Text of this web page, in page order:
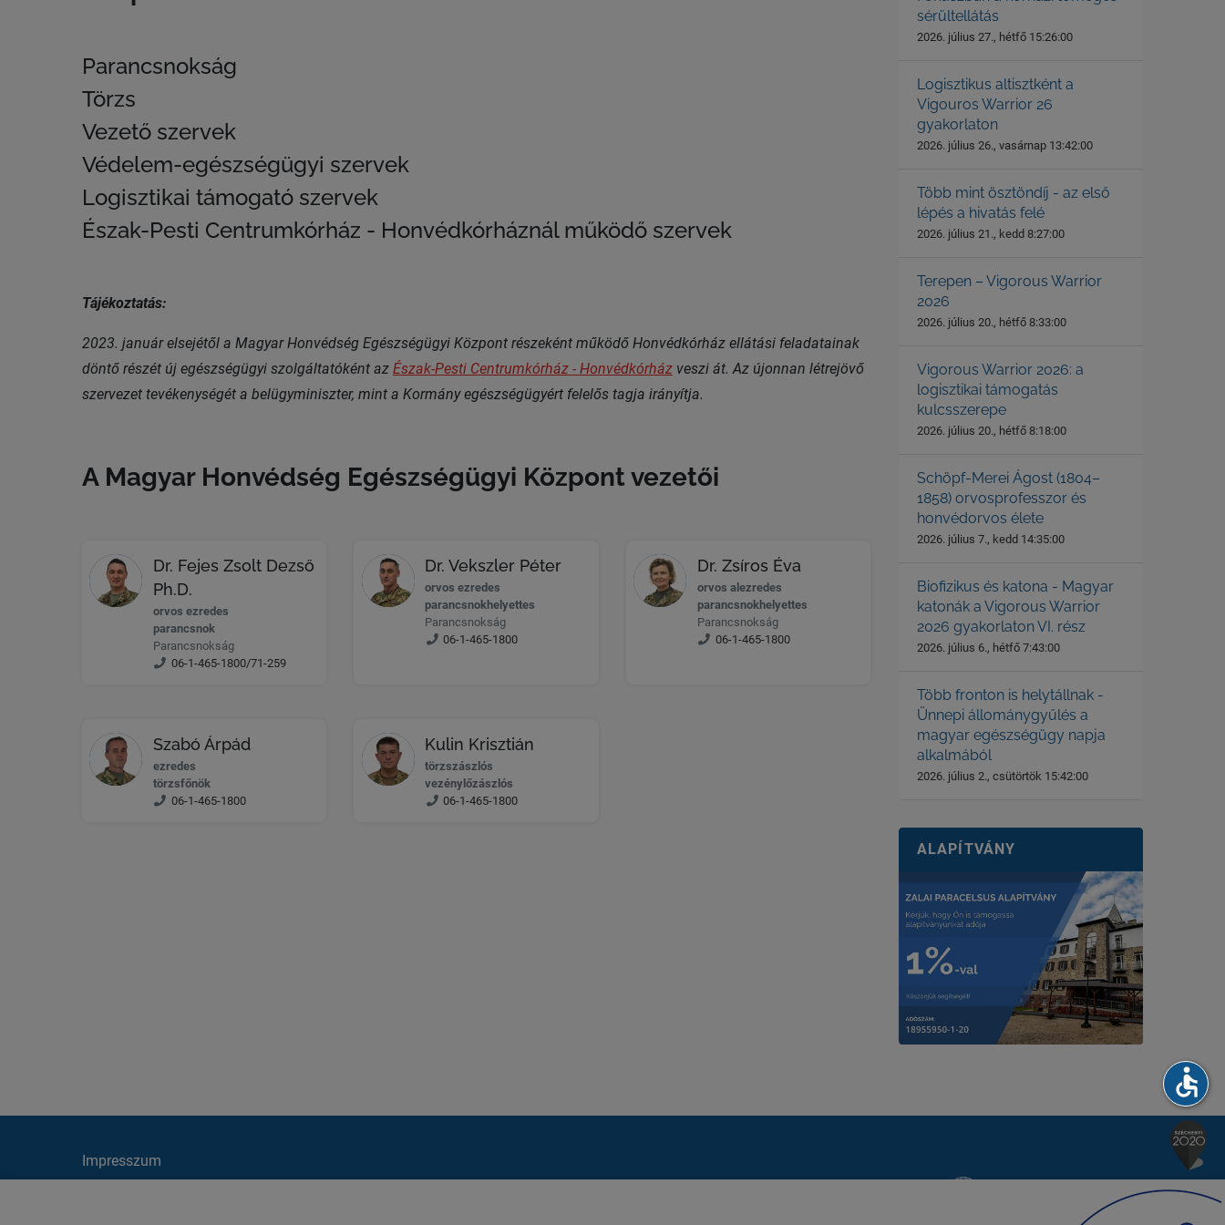
Parancsnokság
Törzs
Vezető szervek
Védelem-egészségügyi szervek
Logisztikai támogató szervek
Észak-Pesti Centrumkórház - Honvédkórháznál működő szervek
Tájékoztatás:
2023. január elsejétől a Magyar Honvédség Egészségügyi Központ részeként működő Honvédkórház ellátási feladatainak
döntő részét új egészségügyi szolgáltatóként az Észak-Pesti Centrumkórház - Honvédkórház veszi át. Az újonnan létrejövő
szervezet tevékenységét a belügyminiszter, mint a Kormány egészségügyért felelős tagja irányítja.
A Magyar Honvédség Egészségügyi Központ vezetői
Dr. Fejes Zsolt Dezső
Ph.D.
orvos ezredes
parancsnok
Parancsnokság
06-1-465-1800/71-259
Dr. Vekszler Péter
orvos ezredes
parancsnokhelyettes
Parancsnokság
06-1-465-1800
Dr. Zsíros Éva
orvos alezredes
parancsnokhelyettes
Parancsnokság
06-1-465-1800
Szabó Árpád
ezredes
törzsfőnök
06-1-465-1800
Kulin Krisztián
törzszászlós
vezénylőzászlós
06-1-465-1800
sérültellátás
2026. július 27., hétfő 15:26:00
Logisztikus altisztként a
Vigouros Warrior 26
gyakorlaton
2026. július 26., vasárnap 13:42:00
Több mint ösztöndíj - az első
lépés a hivatás felé
2026. július 21., kedd 8:27:00
Terepen – Vigorous Warrior
2026
2026. július 20., hétfő 8:33:00
Vigorous Warrior 2026: a
logisztikai támogatás
kulcsszerepe
2026. július 20., hétfő 8:18:00
Schöpf-Merei Ágost (1804–
1858) orvosprofesszor és
honvédorvos élete
2026. július 7., kedd 14:35:00
Biofizikus és katona - Magyar
katonák a Vigorous Warrior
2026 gyakorlaton VI. rész
2026. július 6., hétfő 7:43:00
Több fronton is helytállnak -
Ünnepi állománygyűlés a
magyar egészségügy napja
alkalmából
2026. július 2., csütörtök 15:42:00
ALAPÍTVÁNY
Impresszum
accessible